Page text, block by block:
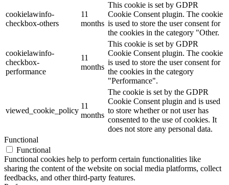
cookielawinfo-
checkbox-others
11
months
This cookie is set by GDPR
Cookie Consent plugin. The cookie
is used to store the user consent for
the cookies in the category "Other.
cookielawinfo-
checkbox-
performance
11
months
This cookie is set by GDPR
Cookie Consent plugin. The cookie
is used to store the user consent for
the cookies in the category
"Performance".
viewed_cookie_policy
11
months
The cookie is set by the GDPR
Cookie Consent plugin and is used
to store whether or not user has
consented to the use of cookies. It
does not store any personal data.
Functional
Functional
Functional cookies help to perform certain functionalities like
sharing the content of the website on social media platforms, collect
feedbacks, and other third-party features.